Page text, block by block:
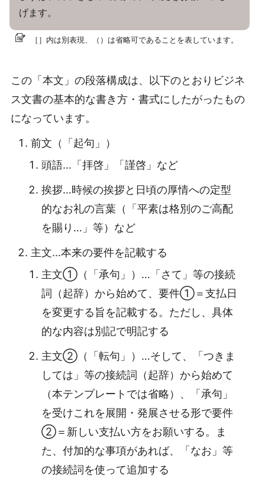
げます。
［］内は別表現、（）は省略可であることを表しています。
この「本文」の段落構成は、以下のとおりビジネ
ス文書の基本的な書き方・書式にしたがったもの
になっています。
前文（「起句」）
頭語…「拝啓」「謹啓」など
挨拶…時候の挨拶と日頃の厚情への定型
的なお礼の言葉（「平素は格別のご高配
を賜り…」等）など
主文…本来の要件を記載する
主文①（「承句」）…「さて」等の接続
詞（起辞）から始めて、要件①＝支払日
を変更する旨を記載する。ただし、具体
的な内容は別記で明記する
主文②（「転句」）…そして、「つきま
しては」等の接続詞（起辞）から始めて
（本テンプレートでは省略）、「承句」
を受けこれを展開・発展させる形で要件
②＝新しい支払い方をお願いする。ま
た、付加的な事項があれば、「なお」等
の接続詞を使って追加する